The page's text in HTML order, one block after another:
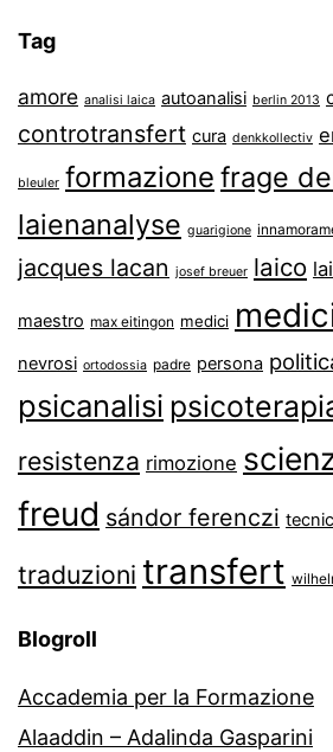
Tag
amore analisi laica autoanalisi berlin 2013
controtransfert cura denkkollectiv
bleuler formazione frage
laienanalyse guarigione
jacques lacan josef breuer laico
maestro max eitingon medici
nevrosi ortodossia padre persona
psicanalisi
resistenza rimozione
freud sándor ferenczi
traduzioni transfert
Blogroll
Accademia per la Formazione
Alaaddin – Adalinda Gasparini